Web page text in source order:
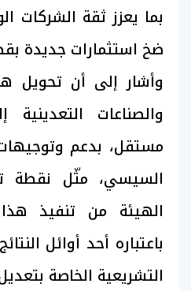
بما يعزز ثقة الشركات
ضخ استثمارات جديدة
وأشار إلى أن تحويل
والصناعات
مستقل، بدعم
السيسي، مثّل نقطة
الهيئة من تنفيذ
باعتباره أحد أوائل
التشريعية الخاصة